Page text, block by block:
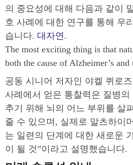
의 중요성에 대해 다음과 같이
호 사례에 대한 연구를 통해 우
습니다. 대자연 .
The most exciting thing is that
both the cause of Alzheimer’s
공동 시니어 저자인 야켈 퀴로
사례에서 얻은 통찰력은 질병
추기 위해 뇌의 어느 부위를 살
줄 수 있으며, 실제로 알츠하이
는 일련의 단계에 대한 새로운
이 될 것”이라고 설명했습니다.